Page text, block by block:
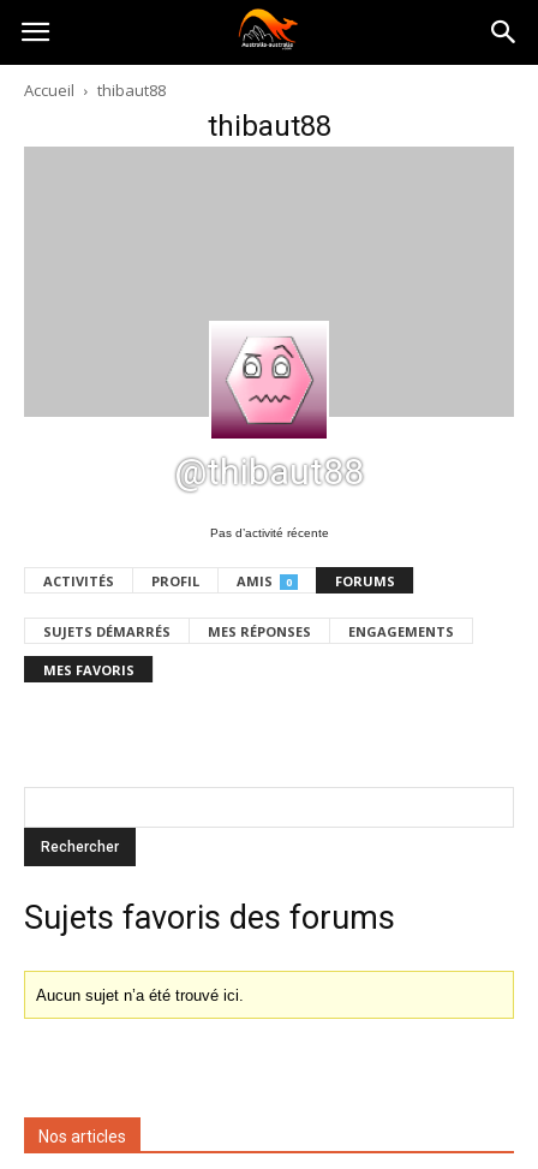
Australia-
australie.com
Accueil thibaut88
thibaut88
@thibaut88
Pas d’activité récente
ACTIVITÉS PROFIL AMIS 0 FORUMS
SUJETS DÉMARRÉS MES RÉPONSES ENGAGEMENTS
MES FAVORIS
Sujets favoris des forums
Aucun sujet n’a été trouvé ici.
Nos articles